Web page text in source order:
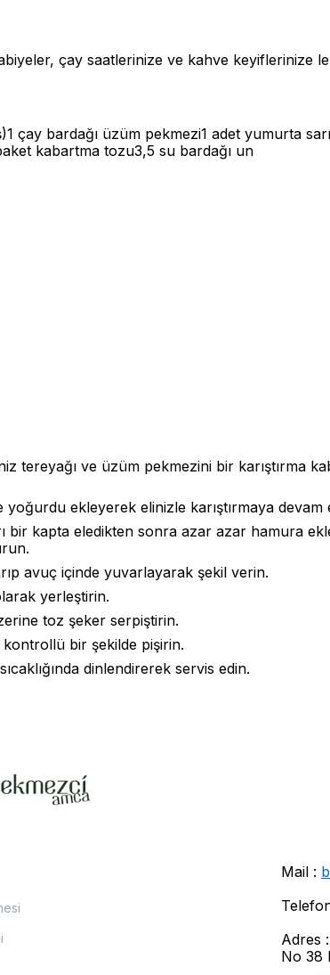
çay saatlerinize ve kahve keyiflerinize
çay bardağı üzüm pekmezi1 adet yumurta
kabartma tozu3,5 su bardağı un
tereyağı ve üzüm pekmezini bir karıştırma
ekleyerek elinizle karıştırmaya devam
bir kapta eledikten sonra azar azar hamura
avuç içinde yuvarlayarak şekil verin.
yerleştirin.
toz şeker serpiştirin.
kontrollü bir şekilde pişirin.
dinlendirerek servis edin.
Mail :
Adres
No 38